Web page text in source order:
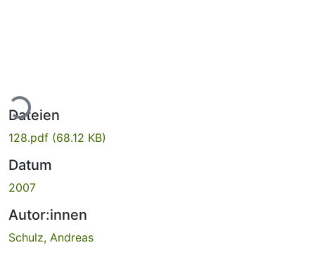
Dateien
128.pdf (68.12 KB)
Datum
2007
Autor:innen
Schulz, Andreas